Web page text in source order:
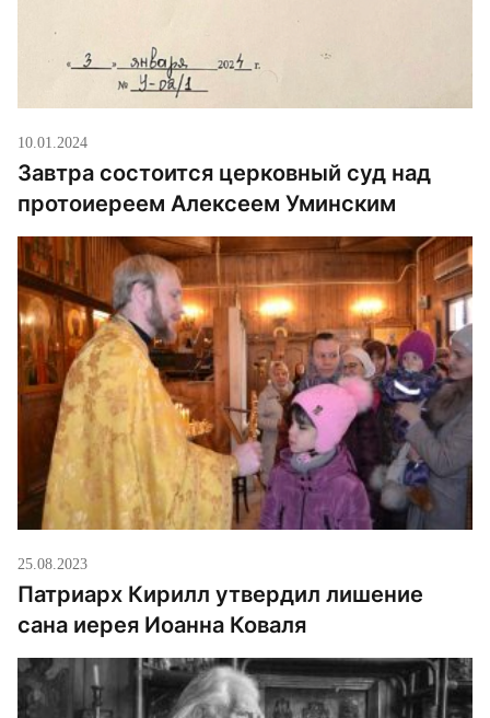
10.01.2024
Завтра состоится церковный суд над
протоиереем Алексеем Уминским
25.08.2023
Патриарх Кирилл утвердил лишение
сана иерея Иоанна Коваля